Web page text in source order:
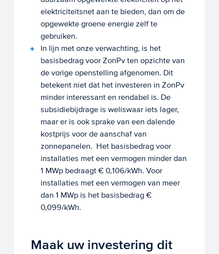
elektriciteitsnet aan te bieden, dan om de
opgewekte groene energie zelf te
gebruiken.
In lijn met onze verwachting, is het
basisbedrag voor ZonPv ten opzichte van
de vorige openstelling afgenomen. Dit
betekent niet dat het investeren in ZonPv
minder interessant en rendabel is. De
subsidiebijdrage is weliswaar iets lager,
maar er is ook sprake van een dalende
kostprijs voor de aanschaf van
zonnepanelen. Het basisbedrag voor
installaties met een vermogen minder dan
1 MWp bedraagt € 0,106/kWh. Voor
installaties met een vermogen van meer
dan 1 MWp is het basisbedrag €
0,099/kWh.
Maak uw investering dit